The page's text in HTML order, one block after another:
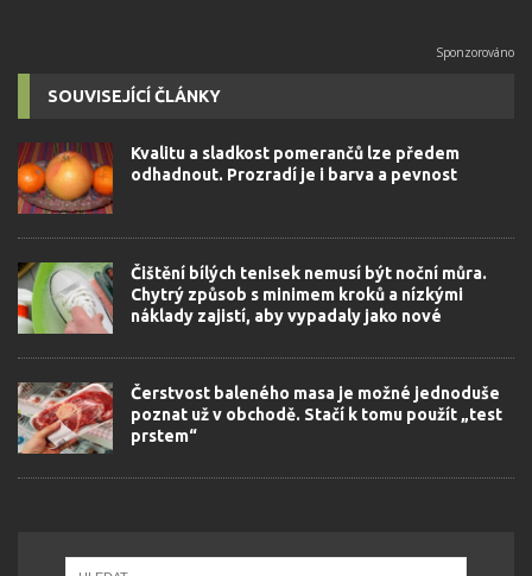
SOUVISEJÍCÍ ČLÁNKY
Kvalitu a sladkost pomerančů lze předem
odhadnout. Prozradí je i barva a pevnost
Čištění bílých tenisek nemusí být noční můra.
Chytrý způsob s minimem kroků a nízkými
náklady zajistí, aby vypadaly jako nové
Čerstvost baleného masa je možné jednoduše
poznat už v obchodě. Stačí k tomu použít „test
prstem“